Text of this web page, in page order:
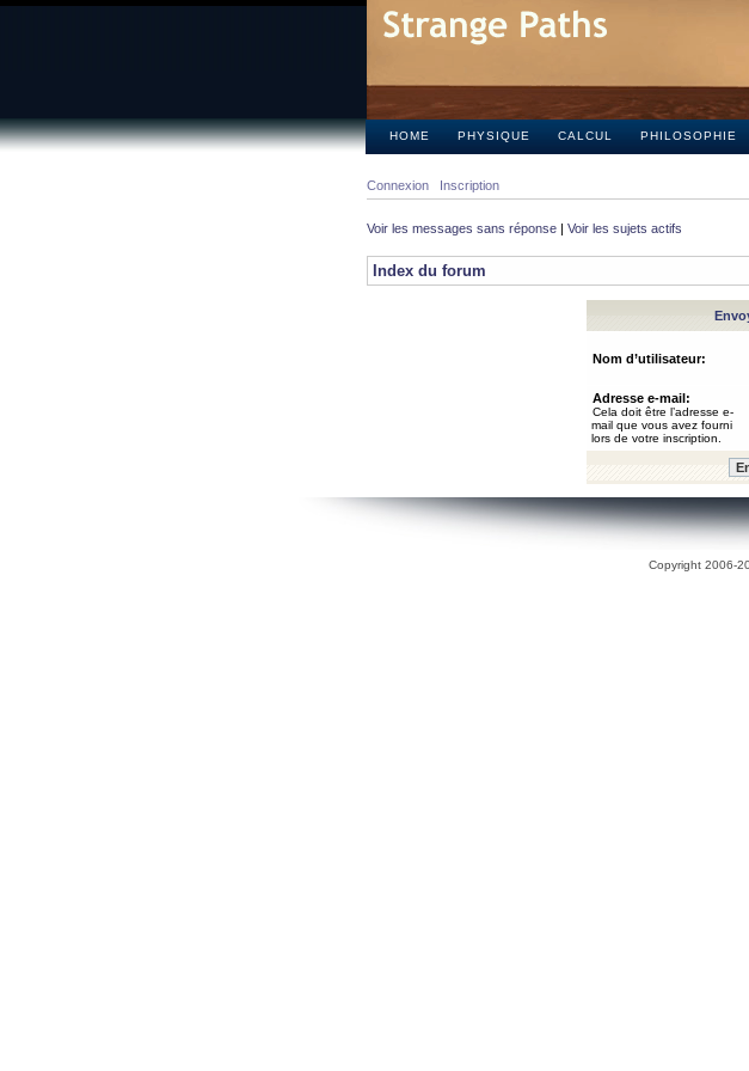
HOME PHYSIQUE CALCUL PHILOSOPHIE
Connexion Inscription
Voir les messages sans réponse | Voir les sujets actifs
Index du forum
Nom d’utilisateur:
Adresse e-mail:
Cela doit être l’adresse e-
mail que vous avez fourni
lors de votre inscription.
Copyright 2006-